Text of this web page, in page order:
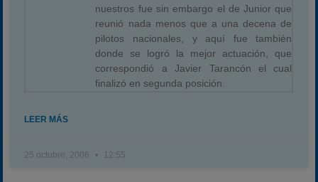
nuestros fue sin embargo el de Junior que
reunió nada menos que a una decena de
pilotos nacionales, y aquí fue también
donde se logró la mejor actuación, que
correspondió a Javier Tarancón el cual
finalizó en segunda posición.
LEER MÁS
25 octubre, 2006 12:55